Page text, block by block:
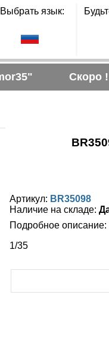
Выбрать язык:
Скоро !
Артикул: BR35098
Наличие на складе:
Подробное описание:
1/35